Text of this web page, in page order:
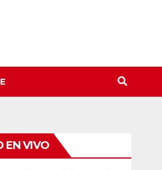
EN VIVO